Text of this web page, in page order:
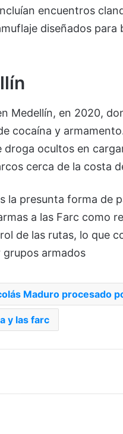
encuentros
diseñados para
Medellín, en 2020,
cocaína y
ocultos en
cerca de la costa
la presunta forma de
a las Farc como
de las rutas, lo que
armados
Maduro procesado
y las farc